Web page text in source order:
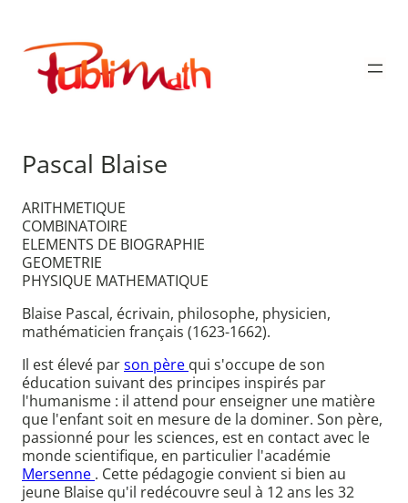
contenu
Publimath
Pascal Blaise
ARITHMETIQUE
COMBINATOIRE
ELEMENTS DE BIOGRAPHIE
GEOMETRIE
PHYSIQUE MATHEMATIQUE
Blaise Pascal, écrivain, philosophe, physicien,
mathématicien français (1623-1662).
Il est élevé parson père qui s'occupe de son
éducation suivant des principes inspirés par
l'humanisme : il attend pour enseigner une matière
que l'enfant soit en mesure de la dominer. Son père,
passionné pour les sciences, est en contact avec le
monde scientifique, en particulier l'académie
Mersenne . Cette pédagogie convient si bien au
jeune Blaise qu'il redécouvre seul à 12 ans les 32